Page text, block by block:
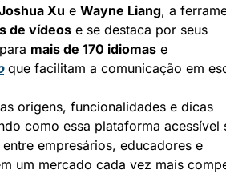
Xu e Wayne Liang, a
de vídeos
mais de 170 idiomas e
que facilitam a comunicação em
origens, funcionalidades e dicas
como essa plataforma acessível
empresários, educadores e
um mercado cada vez mais